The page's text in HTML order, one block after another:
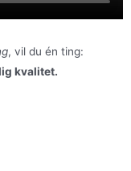
, vil du én ting:
kvalitet.